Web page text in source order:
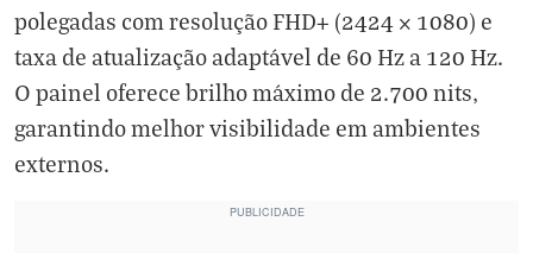
polegadas com resolução FHD+ (2424 × 1080) e
taxa de atualização adaptável de 60 Hz a 120 Hz.
O painel oferece brilho máximo de 2.700 nits,
garantindo melhor visibilidade em ambientes
externos.